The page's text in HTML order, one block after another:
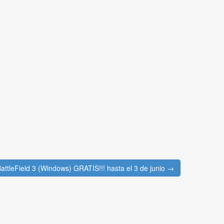
3 (Windows) GRATIS!!! hasta el 3 de junio →